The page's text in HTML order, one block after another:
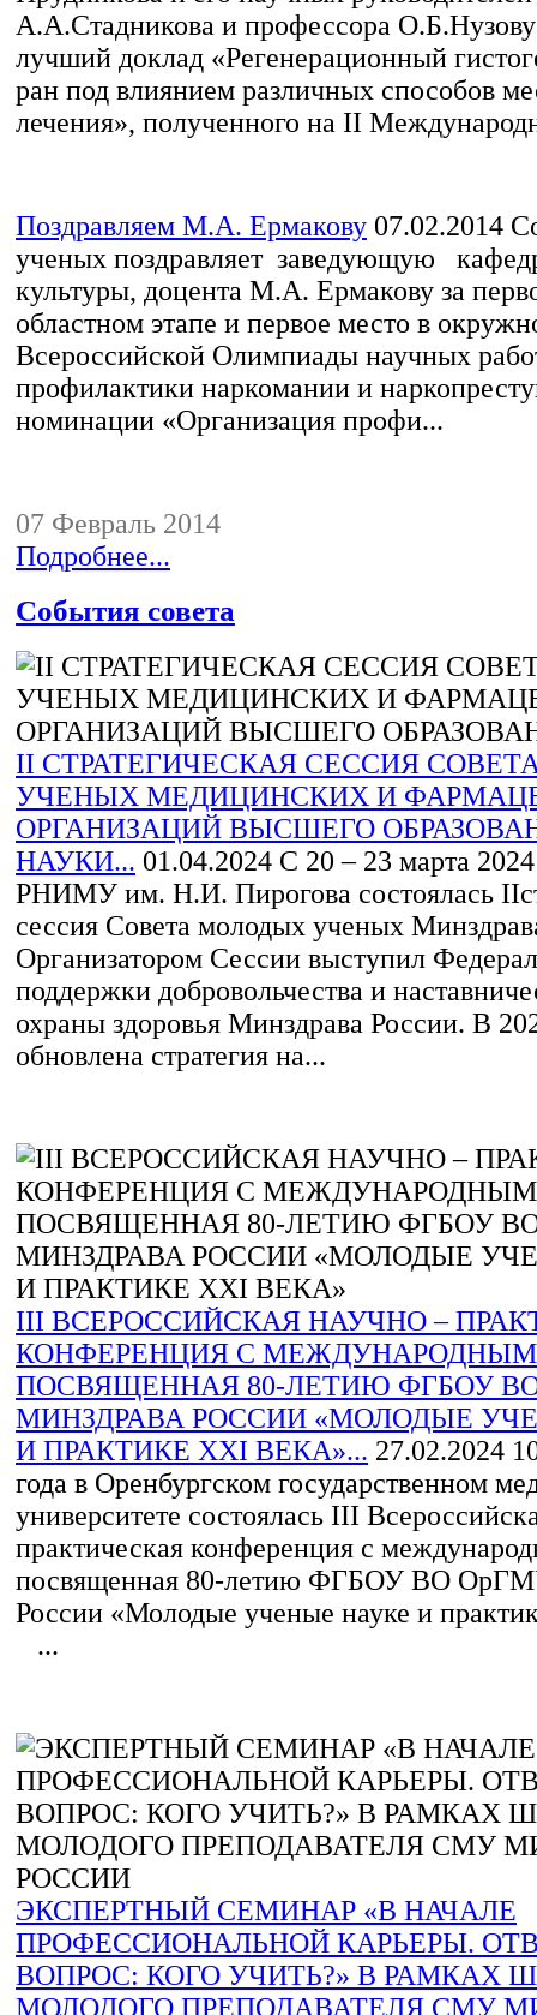
А.А.Стадникова и профессора О.Б.Нузову
лучший доклад «Регенерационный
ран под влиянием различных способов
лечения», полученного на II
Поздравляем М.А. Ермакову 07.02.2014
ученых поздравляет заведующую
культуры, доцента М.А. Ермакову за
областном этапе и первое место в
Всероссийской Олимпиады научных
профилактики наркомании и
номинации «Организация профи...
07 Февраль 2014
Подробнее...
События совета
II СТРАТЕГИЧЕСКАЯ СЕССИЯ
УЧЕНЫХ МЕДИЦИНСКИХ И
ОРГАНИЗАЦИЙ ВЫСШЕГО
НАУКИ... 01.04.2024 С 20 – 23 марта 2024
РНИМУ им. Н.И. Пирогова состоялась
сессия Совета молодых ученых
Организатором Сессии выступил
поддержки добровольчества и
охраны здоровья Минздрава России. В
обновлена стратегия на...
III ВСЕРОССИЙСКАЯ НАУЧНО –
КОНФЕРЕНЦИЯ С
ПОСВЯЩЕННАЯ 80-ЛЕТИЮ ФГБОУ
МИНЗДРАВА РОССИИ «МОЛОДЫЕ
И ПРАКТИКЕ XXI ВЕКА»... 27.02.2024
года в Оренбургском государственном
университете состоялась III
практическая конференция с
посвященная 80-летию ФГБОУ ВО
России «Молодые ученые науке и
...
ЭКСПЕРТНЫЙ СЕМИНАР «В НАЧАЛЕ
ПРОФЕССИОНАЛЬНОЙ КАРЬЕРЫ.
ВОПРОС: КОГО УЧИТЬ?» В РАМКАХ
МОЛОДОГО ПРЕПОДАВАТЕЛЯ СМУ